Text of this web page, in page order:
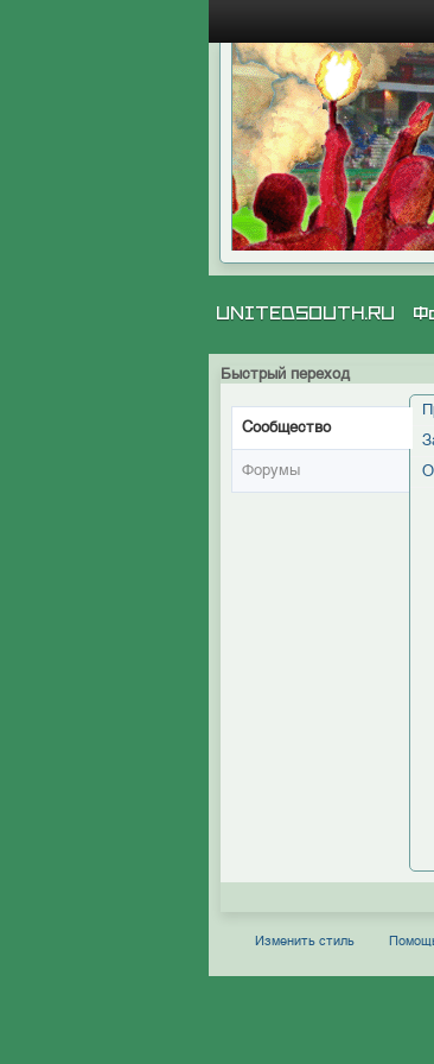
UNITEDSOUTH.RU
Быстрый переход
Сообщество
Форумы
Изменить стиль